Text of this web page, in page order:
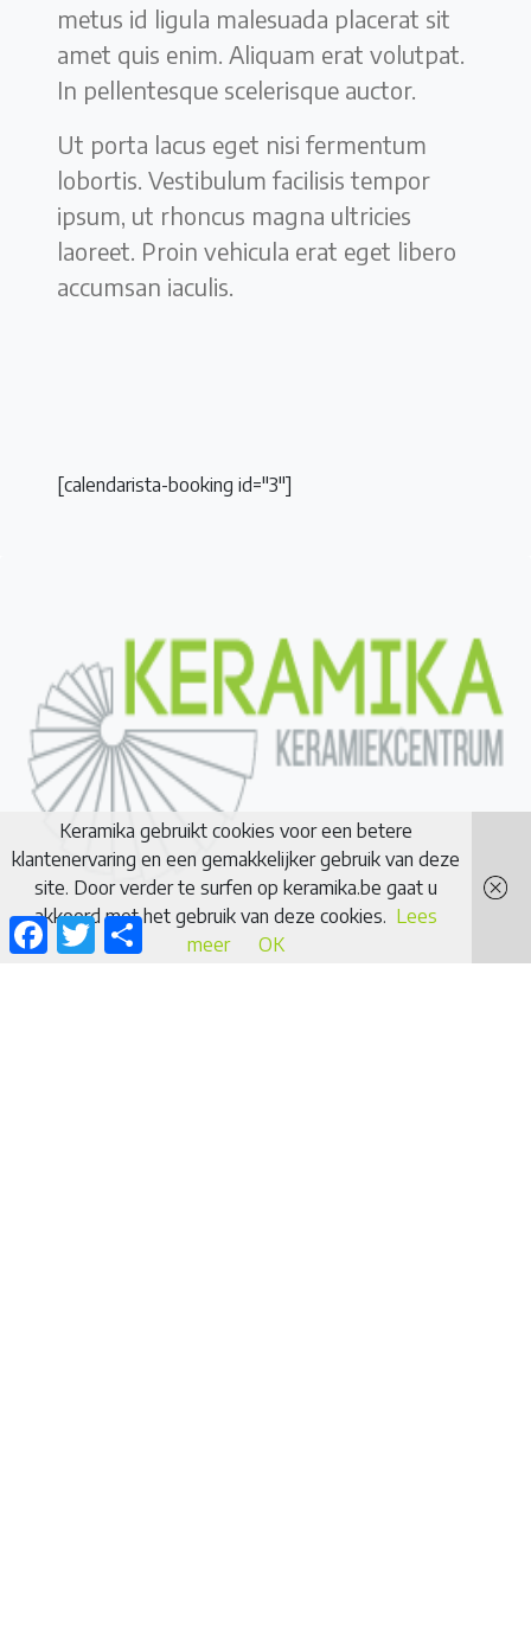
metus id ligula malesuada placerat sit
amet quis enim. Aliquam erat volutpat.
In pellentesque scelerisque auctor.
Ut porta lacus eget nisi fermentum
lobortis. Vestibulum facilisis tempor
ipsum, ut rhoncus magna ultricies
laoreet. Proin vehicula erat eget libero
accumsan iaculis.
[calendarista-booking id="3"]
FacebookTwitterDelen
Keramika gebruikt cookies voor een betere
klantenervaring en een gemakkelijker gebruik van deze
site. Door verder te surfen op keramika.be gaat u
akkoord met het gebruik van deze cookies. Lees
meer
OK